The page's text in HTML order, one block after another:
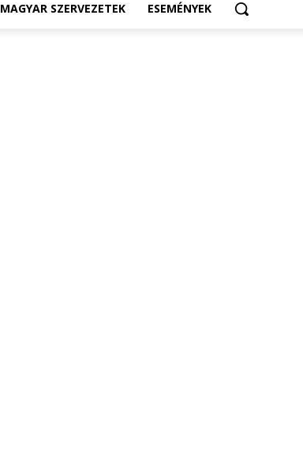
MAGYAR SZERVEZETEK ESEMÉNYEK